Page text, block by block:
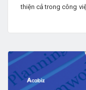
thiện cả trong công
công ty thể hiện tư
nhân viên cho biết
giờ thể hiện tư duy